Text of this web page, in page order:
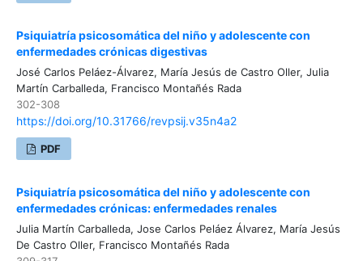
Psiquiatría psicosomática del niño y adolescente con
enfermedades crónicas digestivas
José Carlos Peláez-Álvarez, María Jesús de Castro Oller, Julia
Martín Carballeda, Francisco Montañés Rada
302-308
https://doi.org/10.31766/revpsij.v35n4a2
PDF
Psiquiatría psicosomática del niño y adolescente con
enfermedades crónicas: enfermedades renales
Julia Martín Carballeda, Jose Carlos Peláez Álvarez, María Jesús
De Castro Oller, Francisco Montañés Rada